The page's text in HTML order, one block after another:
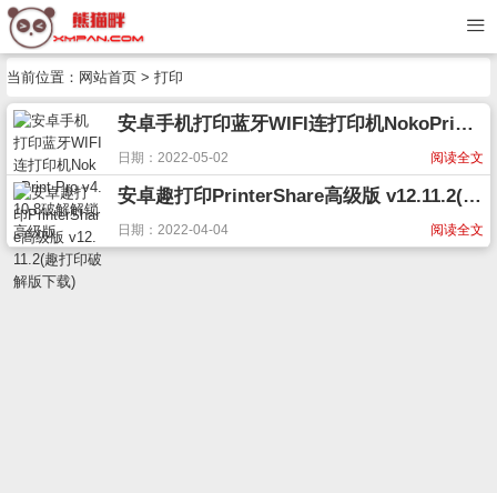
当前位置： 网站首页 > 打印
安卓手机打印蓝牙WIFI连打印机NokoPrint Pro v4.10.8破解解锁高级版
阅读全文
日期：2022-05-02
安卓趣打印PrinterShare高级版 v12.11.2(趣打印破解版下载)
阅读全文
日期：2022-04-04